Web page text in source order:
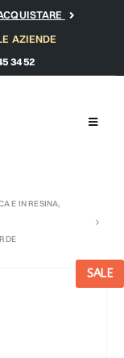
AZIENDE
34 52
E IN RESINA,
SALE